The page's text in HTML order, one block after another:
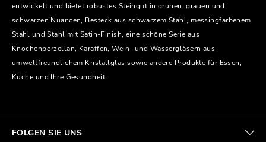
entwickelt und bietet robustes Steingut in grünen, grauen und
schwarzen Nuancen, Besteck aus schwarzem Stahl, messingfarbenem
Stahl und Stahl mit Satin-Finish, eine schöne Serie aus
Knochenporzellan, Karaffen, Wein- und Wassergläsern aus
umweltfreundlichem Kristallglas sowie andere Produkte für Essen,
Küche und Ihre Gesundheit.
FOLGEN SIE UNS